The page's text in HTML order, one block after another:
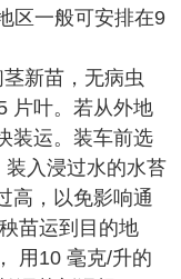
区一般可安排在9
新苗，无病虫
片叶。若从外地
装运。装车前选
入浸过水的水苔
高，以免影响通
苗运到目的地
用10 毫克/升的